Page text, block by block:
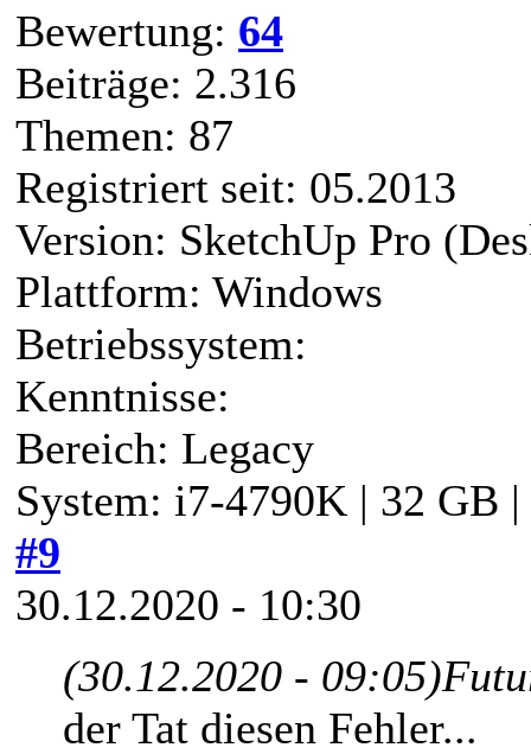
Bewertung: 64
Beiträge: 2.316
Themen: 87
Registriert seit: 05.2013
Version: SketchUp Pro
Plattform: Windows
Betriebssystem:
Kenntnisse:
Bereich: Legacy
System: i7-4790K | 32 GB
#9
30.12.2020 - 10:30
(30.12.2020 - 09:05)
der Tat diesen Fehler...